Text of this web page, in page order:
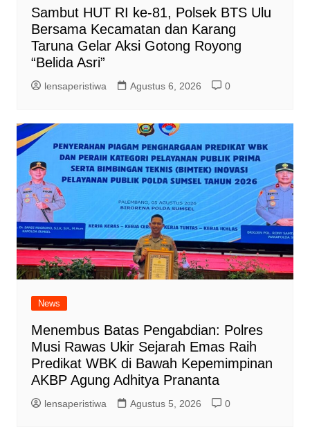
Sambut HUT RI ke-81, Polsek BTS Ulu
Bersama Kecamatan dan Karang
Taruna Gelar Aksi Gotong Royong
“Belida Asri”
lensaperistiwa Agustus 6, 2026 0
News
Menembus Batas Pengabdian: Polres
Musi Rawas Ukir Sejarah Emas Raih
Predikat WBK di Bawah Kepemimpinan
AKBP Agung Adhitya Prananta
lensaperistiwa Agustus 5, 2026 0